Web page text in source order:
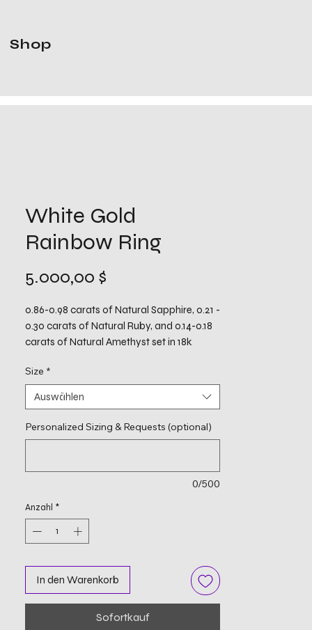
Shop
White Gold
Rainbow Ring
5.000,00 $
0.86-0.98 carats of Natural Sapphire, 0.21 -
0.30 carats of Natural Ruby, and 0.14-0.18
carats of Natural Amethyst set in 18k
Size *
Auswählen
Personalized Sizing & Requests (optional)
0/500
Anzahl *
In den Warenkorb
Sofortkauf